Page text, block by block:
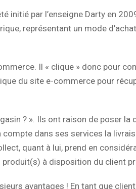
initié par l’enseigne Darty en
représentant un mode
Il « clique » donc pour
du site e-commerce pour
? ». Ils ont raison de poser la
dans ses services la
quant à lui, prend en
à disposition du client
avantages ! En tant que